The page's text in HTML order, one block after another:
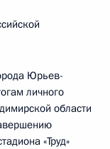
Юрьев-
личного
области
«Труд»